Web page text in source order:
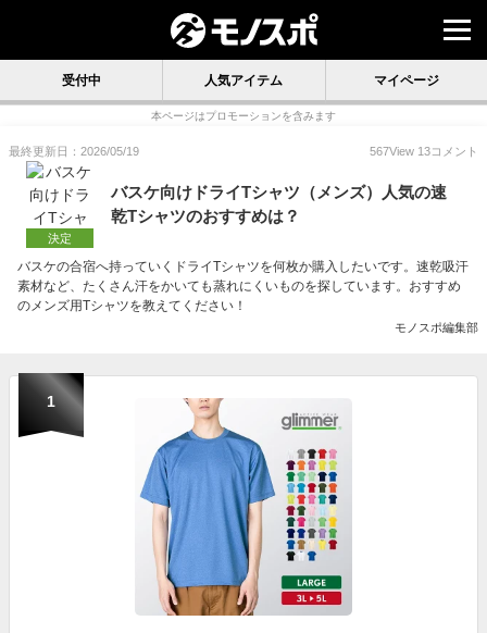
受付中 人気アイテム マイページ
本ページはプロモーションを含みます
最終更新日：2026/05/19 567View 13コメント
決定
バスケ向けドライTシャツ（メンズ）人気の速
乾Tシャツのおすすめは？
バスケの合宿へ持っていくドライTシャツを何枚か購入したいです。速乾吸汗
素材など、たくさん汗をかいても蒸れにくいものを探しています。おすすめ
のメンズ用Tシャツを教えてください！
モノスポ編集部
1